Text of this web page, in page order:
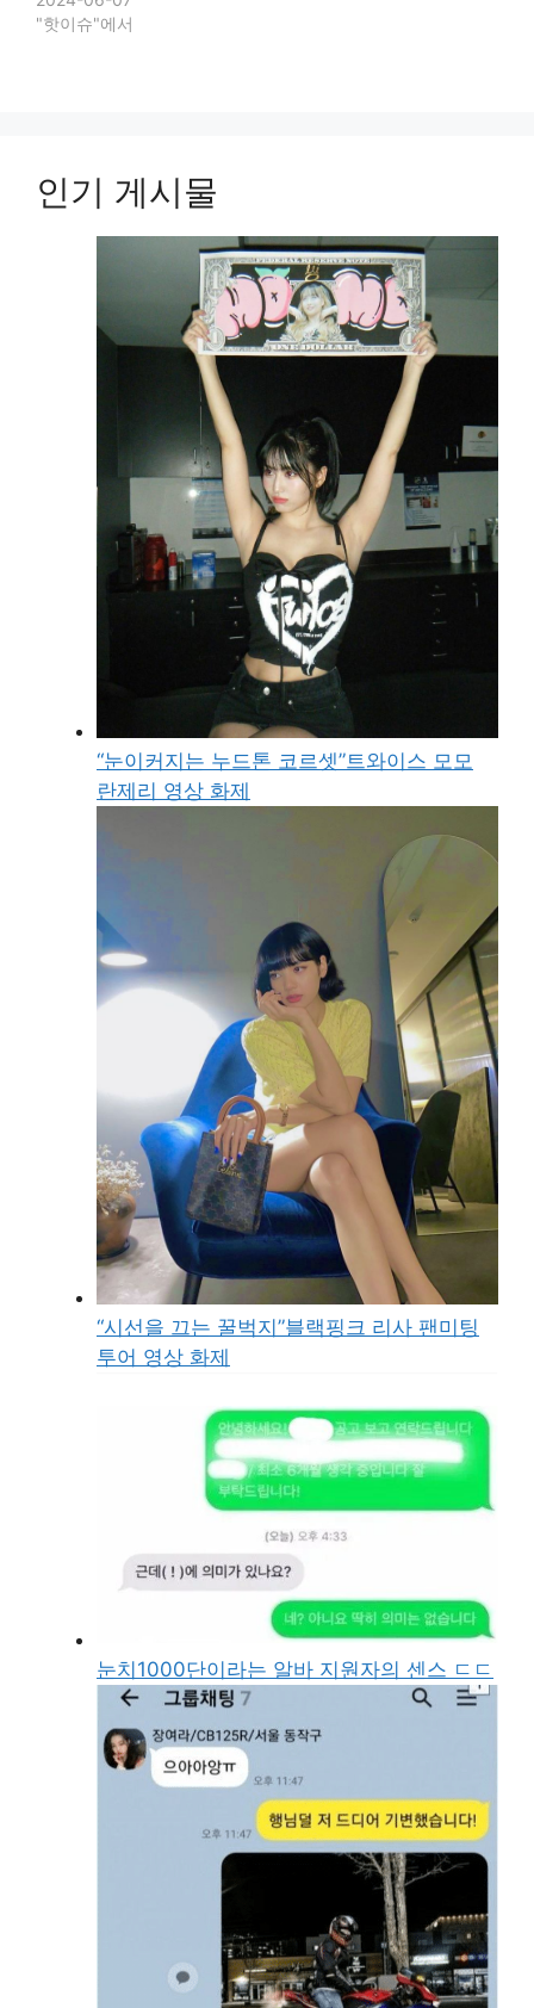
"핫이슈"에서
인기 게시물
“눈이커지는 누드톤 코르셋”트와이스 모모
란제리 영상 화제
“시선을 끄는 꿀벅지”블랙핑크 리사 팬미팅
투어 영상 화제
눈치1000단이라는 알바 지원자의 센스 ㄷㄷ